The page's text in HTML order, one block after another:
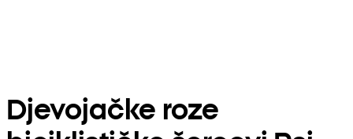
Djevojačke roze